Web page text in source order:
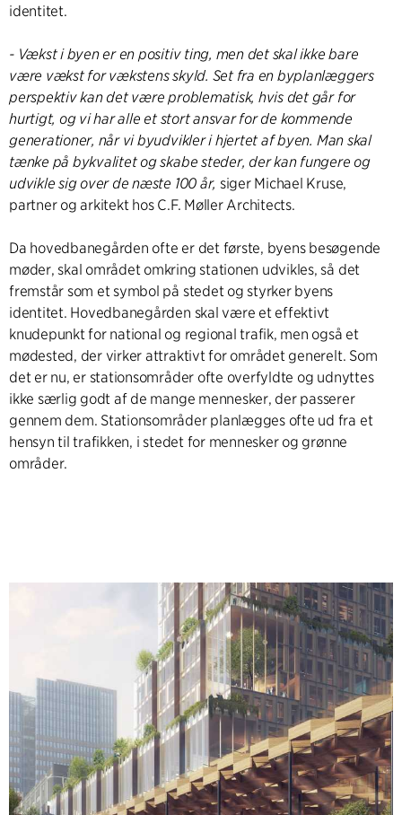
identitet.
- Vækst i byen er en positiv ting, men det skal ikke bare
være vækst for vækstens skyld. Set fra en byplanlæggers
perspektiv kan det være problematisk, hvis det går for
hurtigt, og vi har alle et stort ansvar for de kommende
generationer, når vi byudvikler i hjertet af byen. Man skal
tænke på bykvalitet og skabe steder, der kan fungere og
udvikle sig over de næste 100 år, siger Michael Kruse,
partner og arkitekt hos C.F. Møller Architects.
Da hovedbanegården ofte er det første, byens besøgende
møder, skal området omkring stationen udvikles, så det
fremstår som et symbol på stedet og styrker byens
identitet. Hovedbanegården skal være et effektivt
knudepunkt for national og regional trafik, men også et
mødested, der virker attraktivt for området generelt. Som
det er nu, er stationsområder ofte overfyldte og udnyttes
ikke særlig godt af de mange mennesker, der passerer
gennem dem. Stationsområder planlægges ofte ud fra et
hensyn til trafikken, i stedet for mennesker og grønne
områder.